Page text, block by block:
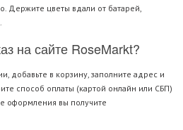
Держите цветы вдали от батарей,
на сайте RoseMarkt?
добавьте в корзину, заполните адрес и
способ оплаты (картой онлайн или СБП)
оформления вы получите